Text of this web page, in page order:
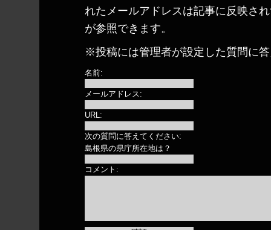
れたメールアドレスは記事に反映さ
が参照できます。
※投稿には管理者が設定した質問に
名前:
メールアドレス:
URL:
次の質問に答えてください:
島根県の県庁所在地は？
コメント: